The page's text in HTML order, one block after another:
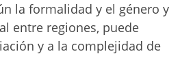
la formalidad y el género y
entre regiones, puede
y a la complejidad de